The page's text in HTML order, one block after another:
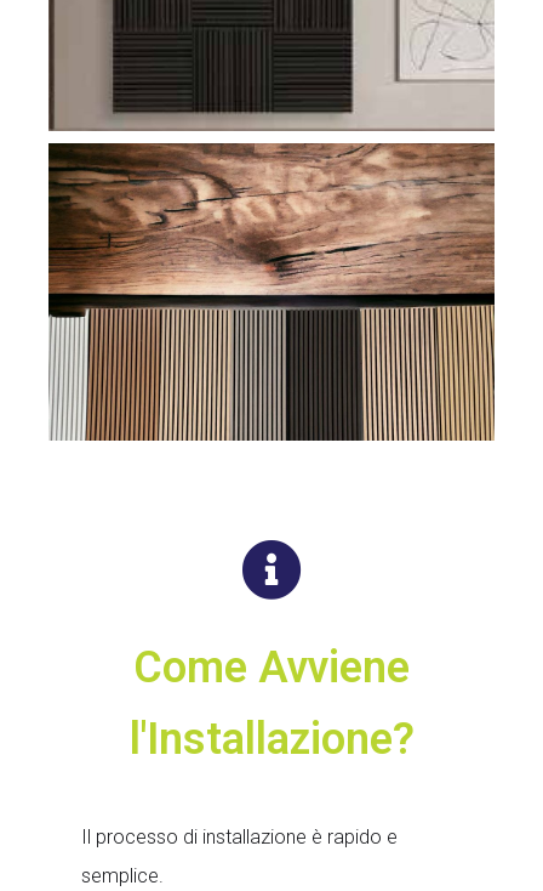
Come Avviene
l'Installazione?
Il processo di installazione è rapido e
semplice.